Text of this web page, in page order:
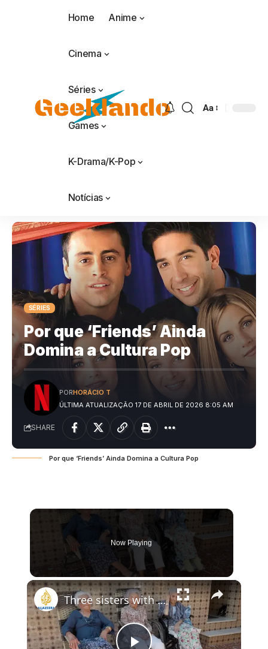
Home Anime
Cinema
Séries
Games
K-Drama/K-Pop
Notícias
Aa
SÉRIES
Por que ‘Friends’ Ainda
Domina a Cultura Pop
ÚLTIMA ATUALIZAÇÃO 17 DE ABRIL DE 2026 8:05 AM
PORHORÁCIO T
SHARE
Por que ‘Friends’ Ainda Domina a Cultura Pop
Now Playing
×
Three sisters with combined age of 316 discuss the secrets to life